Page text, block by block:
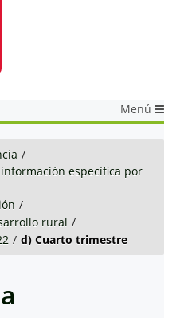
Menú
/
específica por
/
rural /
/ d) Cuarto trimestre